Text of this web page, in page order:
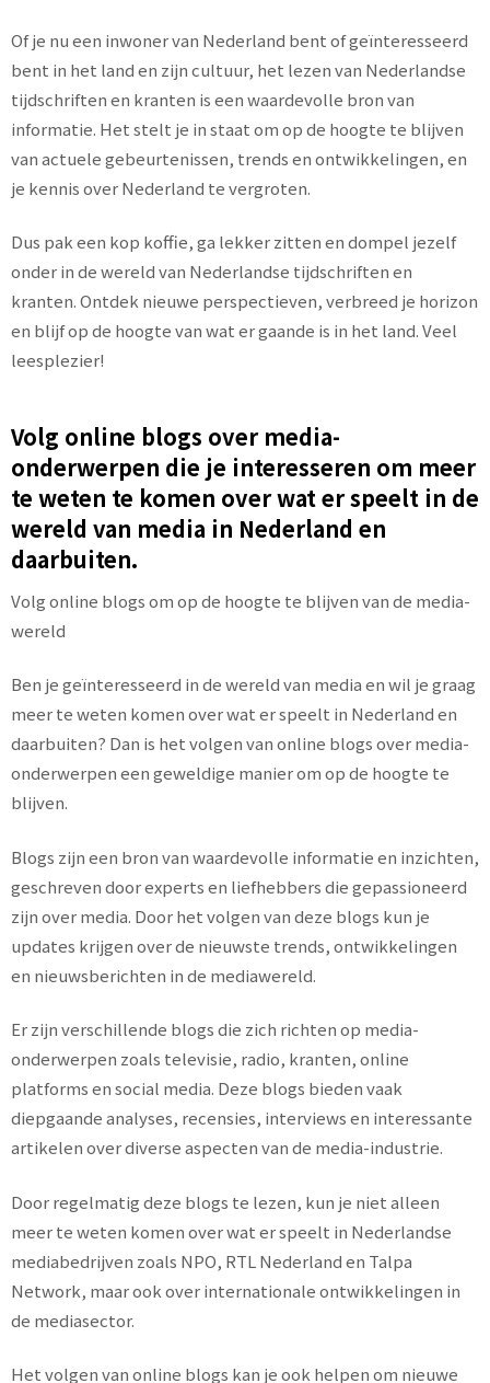
Of je nu een inwoner van Nederland bent of geïnteresseerd
bent in het land en zijn cultuur, het lezen van Nederlandse
tijdschriften en kranten is een waardevolle bron van
informatie. Het stelt je in staat om op de hoogte te blijven
van actuele gebeurtenissen, trends en ontwikkelingen, en
je kennis over Nederland te vergroten.
Dus pak een kop koffie, ga lekker zitten en dompel jezelf
onder in de wereld van Nederlandse tijdschriften en
kranten. Ontdek nieuwe perspectieven, verbreed je horizon
en blijf op de hoogte van wat er gaande is in het land. Veel
leesplezier!
Volg online blogs over media-
onderwerpen die je interesseren om meer
te weten te komen over wat er speelt in de
wereld van media in Nederland en
daarbuiten.
Volg online blogs om op de hoogte te blijven van de media-
wereld
Ben je geïnteresseerd in de wereld van media en wil je graag
meer te weten komen over wat er speelt in Nederland en
daarbuiten? Dan is het volgen van online blogs over media-
onderwerpen een geweldige manier om op de hoogte te
blijven.
Blogs zijn een bron van waardevolle informatie en inzichten,
geschreven door experts en liefhebbers die gepassioneerd
zijn over media. Door het volgen van deze blogs kun je
updates krijgen over de nieuwste trends, ontwikkelingen
en nieuwsberichten in de mediawereld.
Er zijn verschillende blogs die zich richten op media-
onderwerpen zoals televisie, radio, kranten, online
platforms en social media. Deze blogs bieden vaak
diepgaande analyses, recensies, interviews en interessante
artikelen over diverse aspecten van de media-industrie.
Door regelmatig deze blogs te lezen, kun je niet alleen
meer te weten komen over wat er speelt in Nederlandse
mediabedrijven zoals NPO, RTL Nederland en Talpa
Network, maar ook over internationale ontwikkelingen in
de mediasector.
Het volgen van online blogs kan je ook helpen om nieuwe